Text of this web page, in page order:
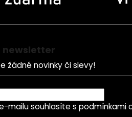
žádné novinky či slevy!
mailu souhlasíte s podmínkami